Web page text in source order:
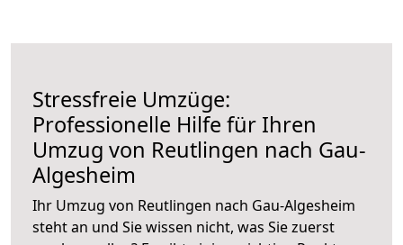
Stressfreie Umzüge:
Professionelle Hilfe für Ihren
Umzug von Reutlingen nach Gau-
Algesheim
Ihr Umzug von Reutlingen nach Gau-Algesheim
steht an und Sie wissen nicht, was Sie zuerst